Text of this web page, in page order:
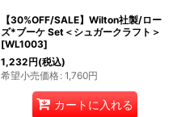
【30%OFF/SALE】Wilton社製/ロー
ズ*ブーケ Set＜シュガークラフト＞
[WL1003]
1,232円(税込)
希望小売価格: 1,760円
カートに入れる